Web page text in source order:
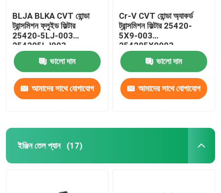
BLJA BLKA CVT হোন্ডা
ট্রান্সমিশন ফ্লুইড ফিল্টার
25420-5LJ-003
254205LJ003
ভালো দাম
আমাদের সাথে যোগাযোগ
Cr-V CVT হোন্ডা অ্যাকর্ড
ট্রান্সমিশন ফিল্টার 25420-
5X9-003
254205X9003
ভালো দাম
আমাদের সাথে যোগাযোগ
ইঞ্জিন তেল প্যান (17)